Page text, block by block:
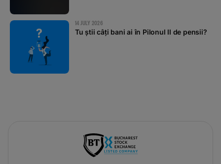
14 JULY 2026
Tu știi câți bani ai în Pilonul II de pensii?